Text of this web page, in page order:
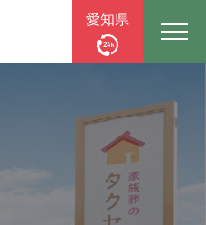
愛知県